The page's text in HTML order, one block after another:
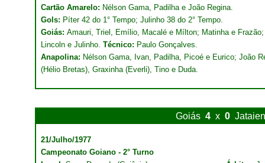
Cartão Amarelo: Nélson Gama, Padilha e João Regina.
Gols: Píter 42 do 1° Tempo; Julinho 38 do 2° Tempo.
Goiás: Amauri, Triel, Emílio, Macalé e Mílton; Matinha e
Lincoln e Julinho. Técnico: Paulo Gonçalves.
Anapolina: Nélson Gama, Ivan, Padilha, Picoé e Eurico; João
(Hélio Bretas), Graxinha (Everli), Tino e Duda.
Goiás 4 x 0
21/Julho/1977
Campeonato Goiano - 2° Turno